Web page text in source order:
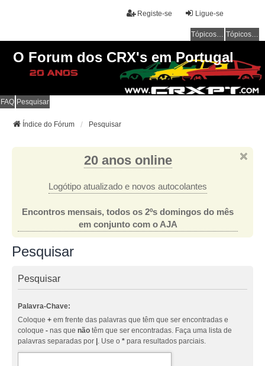
Ligue-se
Registe-se
Tópicos sem resposta Tópicos ativos
O Forum dos CRX's em Portugal
FAQ Pesquisar
Índice do Fórum Pesquisar
20 anos online
Logótipo atualizado e novos autocolantes
Encontros mensais, todos os 2ºs domingos do mês
em conjunto com o AJA
Pesquisar
Pesquisar
Palavra-Chave:
Coloque + em frente das palavras que têm que ser encontradas e
coloque - nas que não têm que ser encontradas. Faça uma lista de
palavras separadas por |. Use o * para resultados parciais.